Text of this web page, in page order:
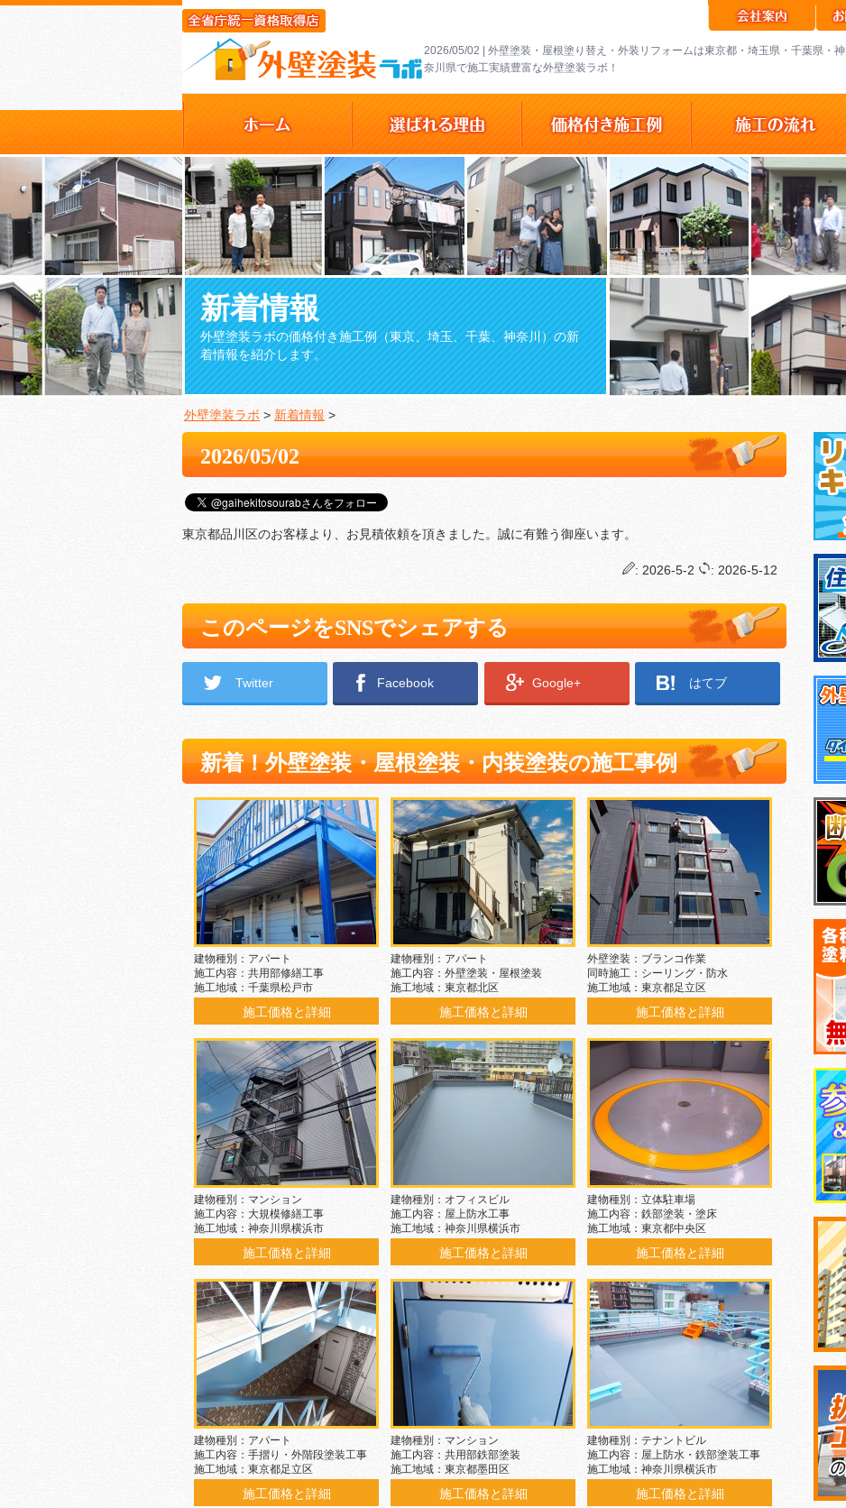
2026/05/02 | 外壁塗装・屋根塗り替え・外装リフォームは東京都・埼玉県・千葉県・神
奈川県で施工実績豊富な外壁塗装ラボ！
新着情報
外壁塗装ラボの価格付き施工例（東京、埼玉、千葉、神奈川）の新
着情報を紹介します。
外壁塗装ラボ > 新着情報 >
2026/05/02
東京都品川区のお客様より、お見積依頼を頂きました。誠に有難う御座います。
: 2026-5-2 : 2026-5-12
このページをSNSでシェアする
Twitter Facebook Google+ はてブ
新着！外壁塗装・屋根塗装・内装塗装の施工事例
建物種別：アパート
施工内容：共用部修繕工事
施工地域：千葉県松戸市
施工価格と詳細
建物種別：アパート
施工内容：外壁塗装・屋根塗装
施工地域：東京都北区
施工価格と詳細
外壁塗装：ブランコ作業
同時施工：シーリング・防水
施工地域：東京都足立区
施工価格と詳細
建物種別：マンション
施工内容：大規模修繕工事
施工地域：神奈川県横浜市
施工価格と詳細
建物種別：オフィスビル
施工内容：屋上防水工事
施工地域：神奈川県横浜市
施工価格と詳細
建物種別：立体駐車場
施工内容：鉄部塗装・塗床
施工地域：東京都中央区
施工価格と詳細
建物種別：アパート
施工内容：手摺り・外階段塗装工事
施工地域：東京都足立区
施工価格と詳細
建物種別：マンション
施工内容：共用部鉄部塗装
施工地域：東京都墨田区
施工価格と詳細
建物種別：テナントビル
施工内容：屋上防水・鉄部塗装工事
施工地域：神奈川県横浜市
施工価格と詳細